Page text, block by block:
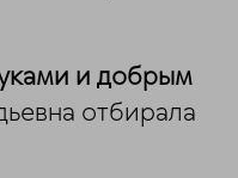
и добрым
отбирала